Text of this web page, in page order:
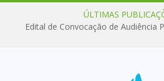
ÚLTIMAS
Edital de Convocação de Audiência